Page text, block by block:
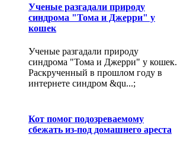
Ученые разгадали природу
синдрома "Тома и Джерри" у
кошек
Ученые разгадали природу
синдрома "Тома и Джерри" у кошек.
Раскрученный в прошлом году в
интернете синдром &qu...;
Кот помог подозреваемому
сбежать из-под домашнего ареста